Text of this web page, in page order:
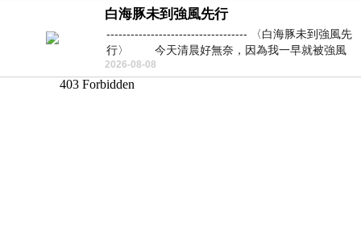
白海豚未到強風先行
----------------------------------- 〈白海豚未到強風先
行〉 今天清晨好無奈，因為我一早就被強風
2026-08-08